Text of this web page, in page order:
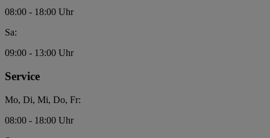
08:00 - 18:00 Uhr
Sa:
09:00 - 13:00 Uhr
Service
Mo, Di, Mi, Do, Fr:
08:00 - 18:00 Uhr